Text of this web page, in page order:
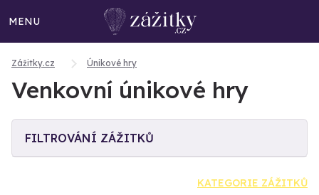
MENU
Zážitky.cz Únikové hry
Venkovní únikové hry
FILTROVÁNÍ ZÁŽITKŮ
KATEGORIE ZÁŽITKŮ